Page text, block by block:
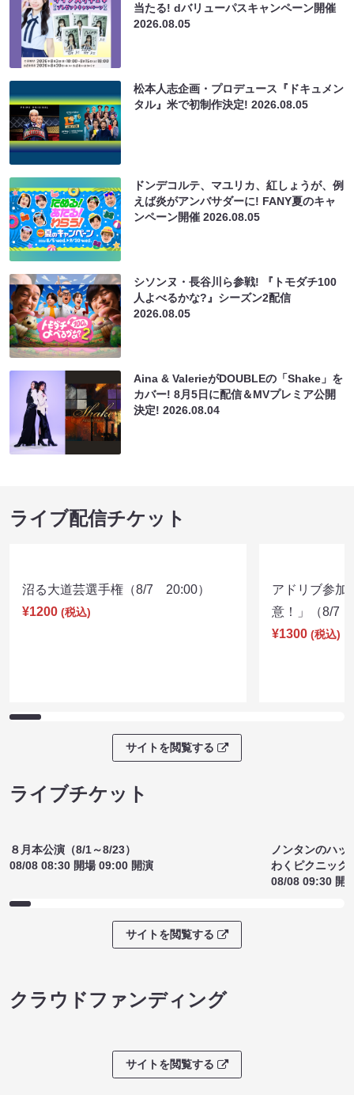
当たる! dバリューパスキャンペーン開催
2026.08.05
松本人志企画・プロデュース『ドキュメン
タル』米で初制作決定!2026.08.05
ドンデコルテ、マユリカ、紅しょうが、例
えば炎がアンバサダーに! FANY夏のキャ
ンペーン開催2026.08.05
シソンヌ・長谷川ら参戦! 『トモダチ100
人よべるかな?』シーズン2配信
2026.08.05
Aina & ValerieがDOUBLEの「Shake」を
カバー! 8月5日に配信＆MVプレミア公開
決定!2026.08.04
ライブ配信チケット
¥1200
ライブチケット
08/08 08:30 開場 09:00 開演
サイトを閲覧する
クラウドファンディング